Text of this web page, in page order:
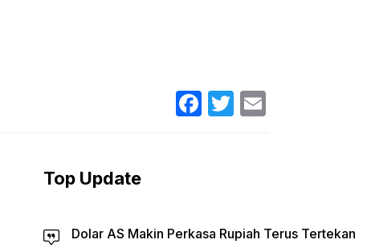
Facebook
Twitter
Top Update
Dolar AS Makin Perkasa Rupiah Terus Tertekan